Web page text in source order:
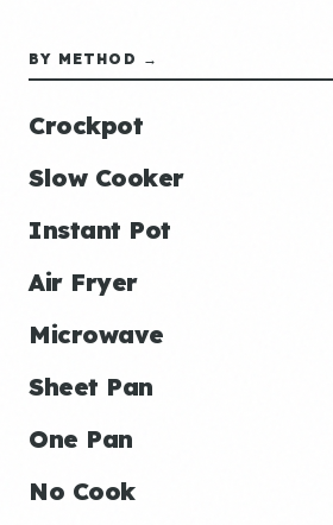
BY METHOD →
Crockpot
Slow Cooker
Instant Pot
Air Fryer
Microwave
Sheet Pan
One Pan
No Cook